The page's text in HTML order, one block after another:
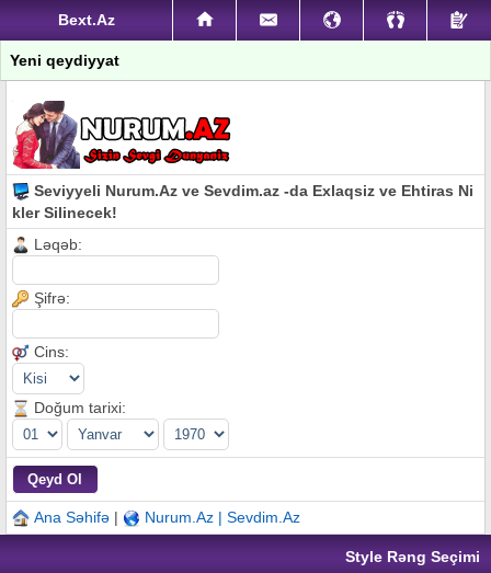
Bext.Az
Yeni qeydiyyat
Seviyyeli Nurum.Az ve Sevdim.az -da Exlaqsiz ve Ehtiras Ni
kler Silinecek!
Ləqəb:
Şifrə:
Cins:
Doğum tarixi:
Ana Səhifə | Nurum.Az | Sevdim.Az
Style Rəng Seçimi